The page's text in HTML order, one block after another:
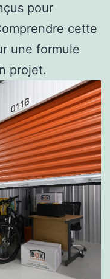
pour
cette
une formule
projet.